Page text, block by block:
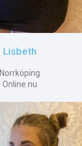
Lisbeth
Norrköping
Online nu